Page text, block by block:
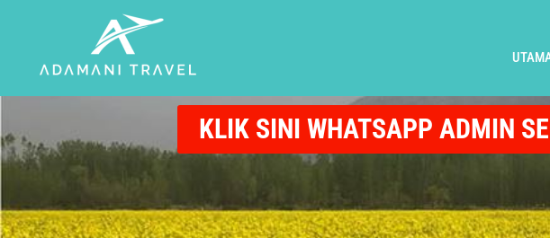
KLIK SINI WHATSAPP ADMIN